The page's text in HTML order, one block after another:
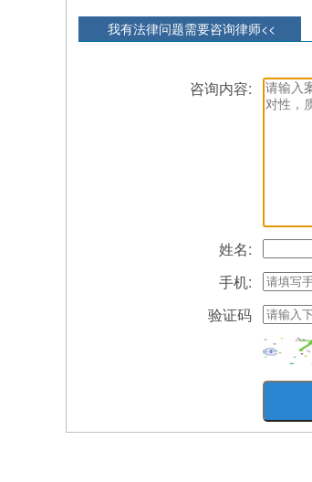
我有法律问题需要咨询律师<<
咨询内容:
姓名:
手机:
验证码